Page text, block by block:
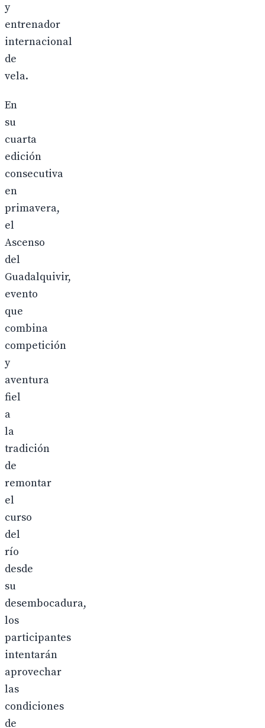
y
entrenador
internacional
de
vela.
En
su
cuarta
edición
consecutiva
en
primavera,
el
Ascenso
del
Guadalquivir,
evento
que
combina
competición
y
aventura
fiel
a
la
tradición
de
remontar
el
curso
del
río
desde
su
desembocadura,
los
participantes
intentarán
aprovechar
las
condiciones
de